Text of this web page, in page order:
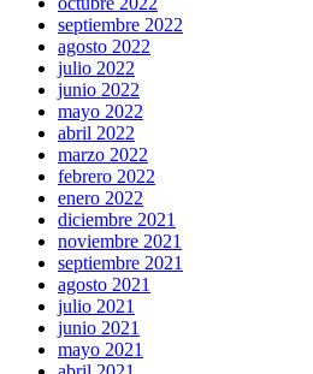
septiembre 2022
agosto 2022
julio 2022
junio 2022
mayo 2022
abril 2022
marzo 2022
febrero 2022
enero 2022
diciembre 2021
noviembre 2021
septiembre 2021
agosto 2021
julio 2021
junio 2021
mayo 2021